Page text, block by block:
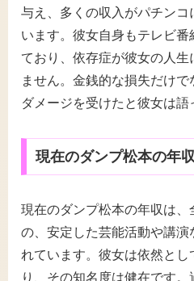
与え、多くの収入がパチンコ
います。彼女自身もテレビ
ており、依存症が彼女の人
ません。金銭的な損失だけ
ダメージを受けたと彼女は語
現在のダンプ松本の年
現在のダンプ松本の年収は
の、安定した芸能活動や講演
れています。彼女は依然と
り、その知名度は健在です